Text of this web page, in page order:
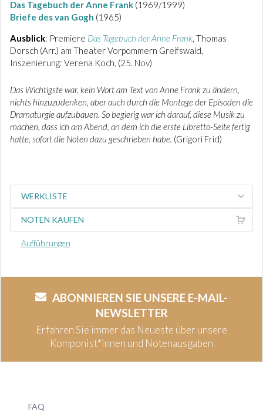
Das Tagebuch der Anne Frank (1969/1999)
Briefe des van Gogh (1965)
Ausblick: Premiere Das Tagebuch der Anne Frank, Thomas
Dorsch (Arr.) am Theater Vorpommern Greifswald,
Inszenierung: Verena Koch, (25. Nov)
Das Wichtigste war, kein Wort am Text von Anne Frank zu ändern,
nichts hinzuzudenken, aber auch durch die Montage der Episoden die
Dramaturgie aufzubauen. So begierig war ich darauf, diese Musik zu
machen, dass ich am Abend, an dem ich die erste Libretto-Seite fertig
hatte, sofort die Noten dazu geschrieben habe. (Grigori Frid)
WERKLISTE
NOTEN KAUFEN
Aufführungen
ABONNIEREN SIE UNSERE E-MAIL-
NEWSLETTER
Erfahren Sie immer das Neueste über unsere
Komponist*innen und Notenausgaben
FAQ